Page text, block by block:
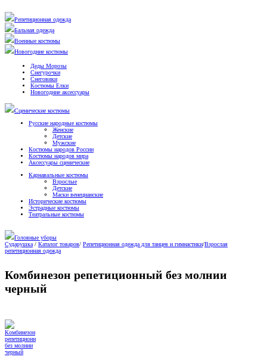
Репетиционная одежда
Бальная одежда
Военные костюмы
Новогодние костюмы
Деды Морозы
Снегурочки
Снеговики
Костюмы Елки
Новогодние аксессуары
Сценические костюмы
Русские народные костюмы
Женские
Детские
Мужские
Костюмы народов России
Костюмы народов мира
Аксессуары сценические
Карнавальные костюмы
Взрослые
Детские
Маски венецианские
Исторические костюмы
Эстрадные костюмы
Театральные костюмы
Головные уборы
Сударушка / Каталог товаров/ Репетиционная одежда для танцев и гимнастики/Взрослая
репетиционная одежда
Комбинезон репетиционный без молнии
черный